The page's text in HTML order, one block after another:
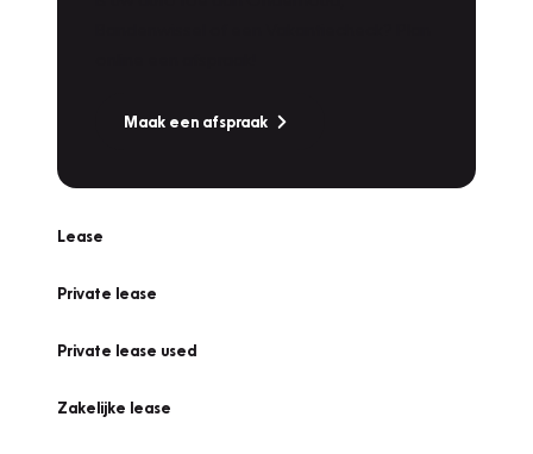
Maak een afspraak
Lease
Private lease
Private lease used
Zakelijke lease